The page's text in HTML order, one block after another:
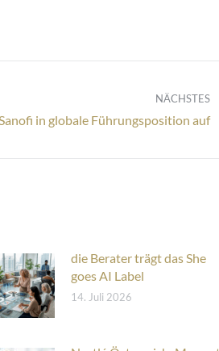
NÄCHSTES
in globale Führungsposition auf
die Berater trägt das She
goes AI Label
14. Juli 2026